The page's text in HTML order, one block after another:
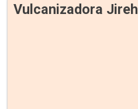
Vulcanizadora Jireh